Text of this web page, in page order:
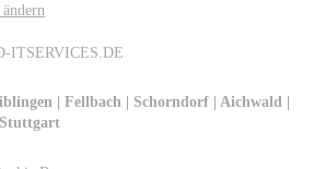
ITSERVICES.DE
| Fellbach | Schorndorf | Aichwald |